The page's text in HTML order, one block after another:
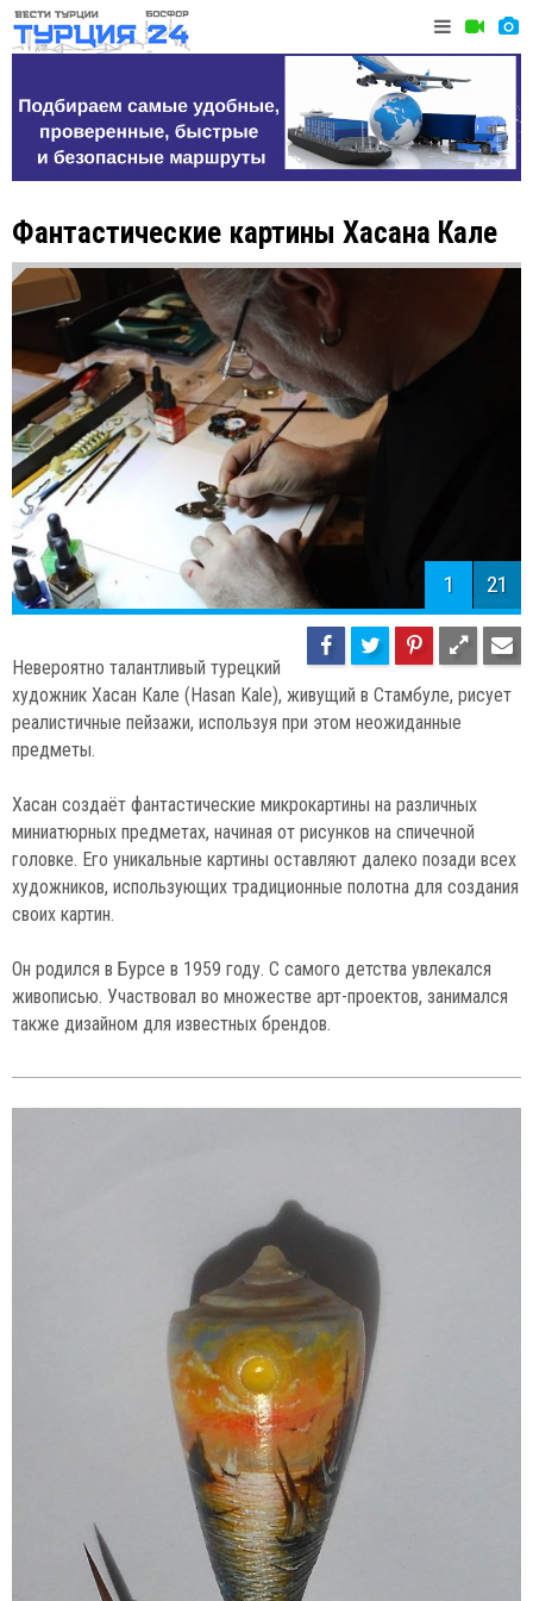
Фантастические картины Хасана Кале
1 21
Невероятно талантливый турецкий
художник Хасан Кале (Hasan Kale), живущий в Стамбуле, рисует
реалистичные пейзажи, используя при этом неожиданные
предметы.
Хасан создаёт фантастические микрокартины на различных
миниатюрных предметах, начиная от рисунков на спичечной
головке. Его уникальные картины оставляют далеко позади всех
художников, использующих традиционные полотна для создания
своих картин.
Он родился в Бурсе в 1959 году. С самого детства увлекался
живописью. Участвовал во множестве арт-проектов, занимался
также дизайном для известных брендов.